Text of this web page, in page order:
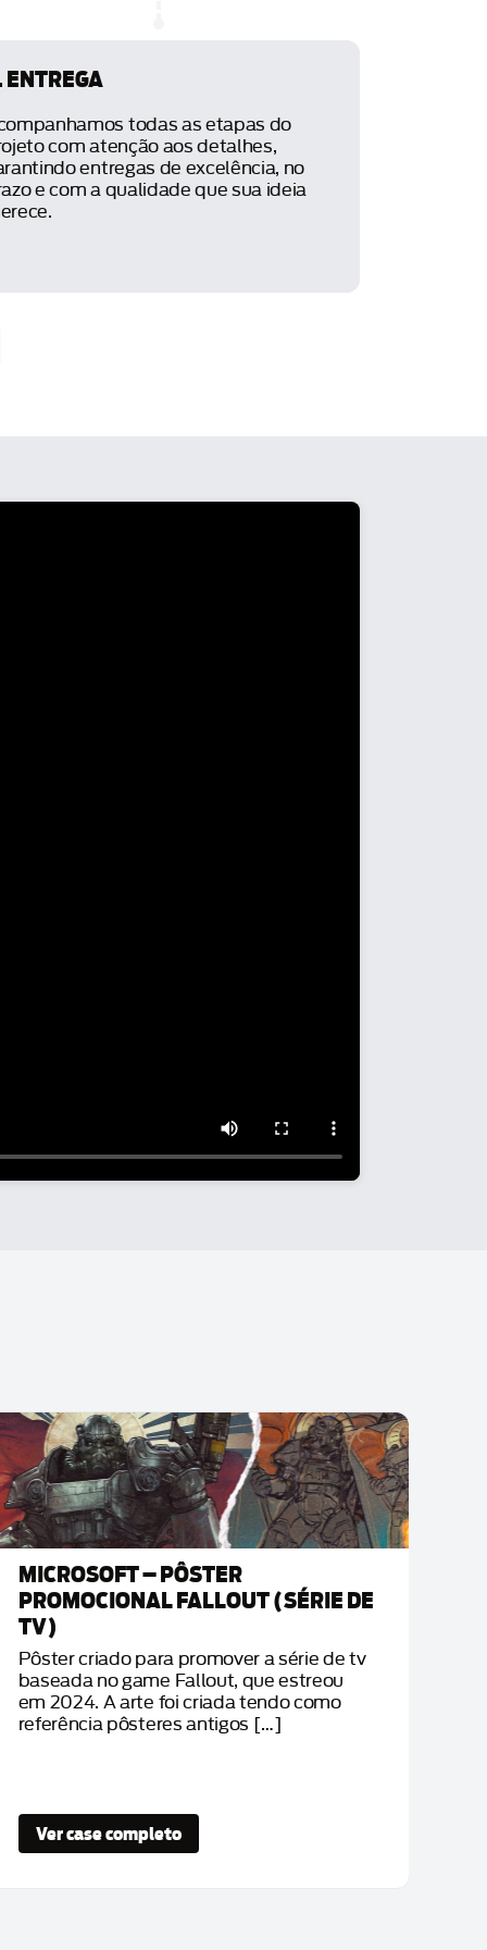
ENTREGA
todas as etapas do
com atenção aos detalhes,
entregas de excelência, no
e com a qualidade que sua ideia
MICROSOFT – PÔSTER
PROMOCIONAL FALLOUT (SÉRIE DE
TV)
Pôster criado para promover a série de tv
baseada no game Fallout, que estreou
em 2024. A arte foi criada tendo como
referência pôsteres antigos […]
Ver case completo